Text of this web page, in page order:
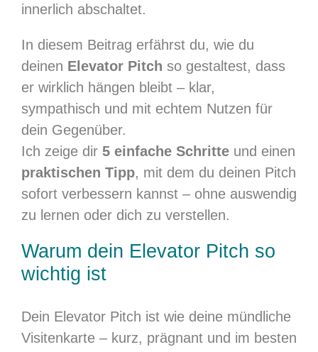
innerlich abschaltet.
In diesem Beitrag erfährst du, wie du
deinen Elevator Pitch so gestaltest, dass
er wirklich hängen bleibt – klar,
sympathisch und mit echtem Nutzen für
dein Gegenüber.
Ich zeige dir 5 einfache Schritte und einen
praktischen Tipp, mit dem du deinen Pitch
sofort verbessern kannst – ohne auswendig
zu lernen oder dich zu verstellen.
Warum dein Elevator Pitch so
wichtig ist
Dein Elevator Pitch ist wie deine mündliche
Visitenkarte – kurz, prägnant und im besten